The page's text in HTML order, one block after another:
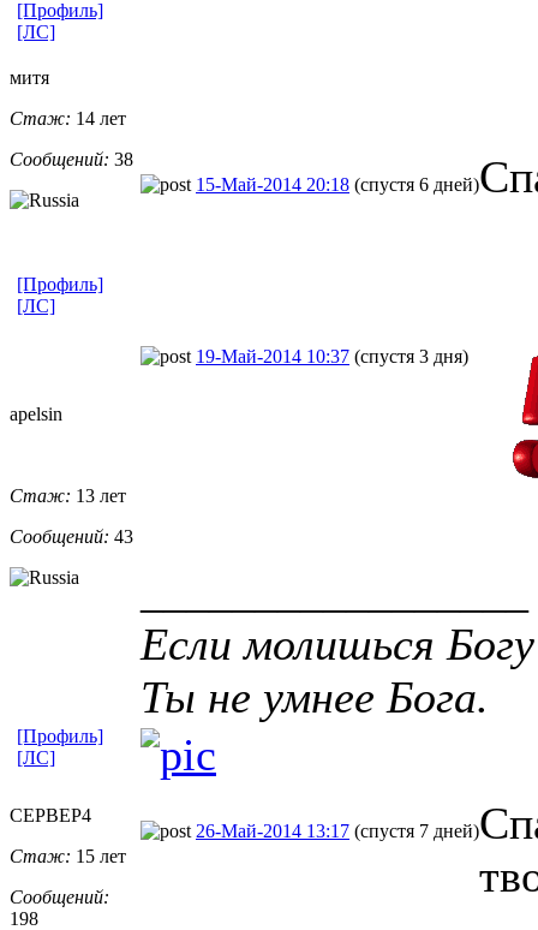
[Профиль]
[ЛС]
митя
Стаж: 14 лет
Сообщений: 38
15-Май-2014 20:18 (спустя 6 дней)
[Профиль]
[ЛС]
apelsin
Стаж: 13 лет
Сообщений: 43
19-Май-2014 10:37 (спустя 3 дня)
Если молишься
Ты не умнее Бога.
[Профиль]
[ЛС]
CEPBEP4
Стаж: 15 лет
Сообщений:
198
26-Май-2014 13:17 (спустя 7 дней)